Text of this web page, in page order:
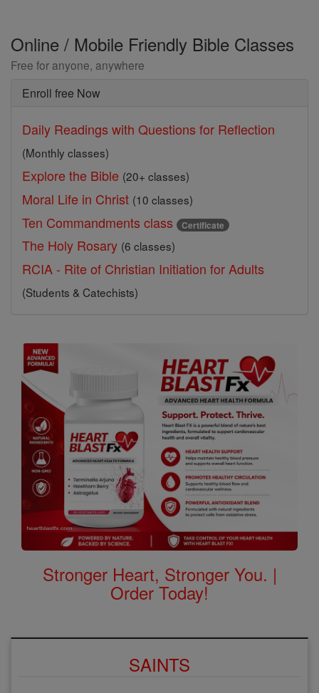
Online / Mobile Friendly Bible Classes
Free for anyone, anywhere
Enroll free Now
Daily Readings with Questions for Reflection
(Monthly classes)
Explore the Bible (20+ classes)
Moral Life in Christ (10 classes)
Ten Commandments class Certificate
The Holy Rosary (6 classes)
RCIA - Rite of Christian Initiation for Adults
(Students & Catechists)
Stronger Heart, Stronger You. |
Order Today!
SAINTS